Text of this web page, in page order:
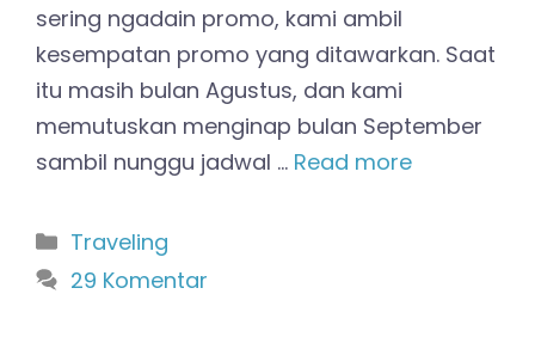
sering ngadain promo, kami ambil
kesempatan promo yang ditawarkan. Saat
itu masih bulan Agustus, dan kami
memutuskan menginap bulan September
sambil nunggu jadwal … Read more
Kategori
Traveling
29 Komentar